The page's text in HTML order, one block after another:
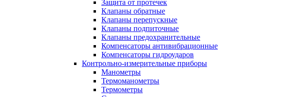
Защита от протечек
Клапаны обратные
Клапаны перепускные
Клапаны подпиточные
Клапаны предохранительные
Компенсаторы антивибрационные
Компенсаторы гидроударов
Контрольно-измерительные приборы
Манометры
Термоманометры
Термометры